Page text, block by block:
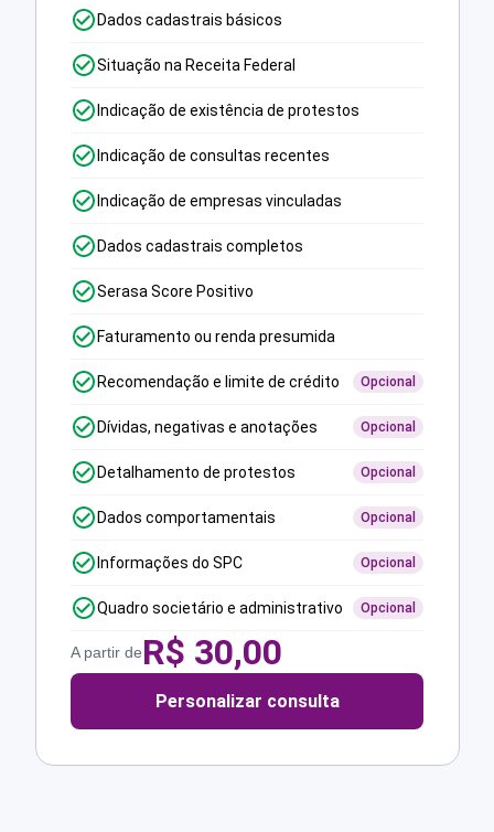
Dados cadastrais básicos
Situação na Receita Federal
Indicação de existência de protestos
Indicação de consultas recentes
Indicação de empresas vinculadas
Dados cadastrais completos
Serasa Score Positivo
Faturamento ou renda presumida
Recomendação e limite de crédito Opcional
Dívidas, negativas e anotações Opcional
Detalhamento de protestos Opcional
Dados comportamentais Opcional
Informações do SPC Opcional
Quadro societário e administrativo Opcional
A partir deR$ 30,00
Personalizar consulta